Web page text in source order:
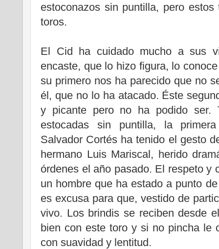
estoconazos sin puntilla, pero
toros.
El Cid ha cuidado mucho a sus
encaste, que lo hizo figura, lo
su primero nos ha parecido que no
él, que no lo ha atacado. Éste
y picante pero no ha podido ser.
estocadas sin puntilla, la
Salvador Cortés ha tenido el gesto
hermano Luis Mariscal, herido
órdenes el año pasado. El respeto y
un hombre que ha estado a punto
es excusa para que, vestido de
vivo. Los brindis se reciben desde
bien con este toro y si no pincha le
con suavidad y lentitud.